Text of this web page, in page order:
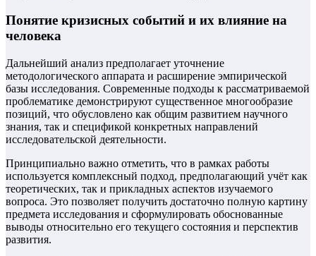
Понятие кризисных событий и их влияние на
человека
Дальнейший анализ предполагает уточнение
методологического аппарата и расширение эмпирической
базы исследования. Современные подходы к рассматриваемой
проблематике демонстрируют существенное многообразие
позиций, что обусловлено как общим развитием научного
знания, так и спецификой конкретных направлений
исследовательской деятельности.
Принципиально важно отметить, что в рамках работы
используется комплексный подход, предполагающий учёт как
теоретических, так и прикладных аспектов изучаемого
вопроса. Это позволяет получить достаточно полную картину
предмета исследования и сформулировать обоснованные
выводы относительно его текущего состояния и перспектив
развития.